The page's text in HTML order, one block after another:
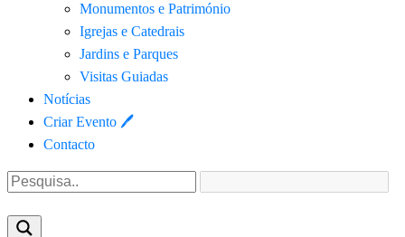
Monumentos e Património
Igrejas e Catedrais
Jardins e Parques
Visitas Guiadas
Notícias
Criar Evento 🖊
Contacto